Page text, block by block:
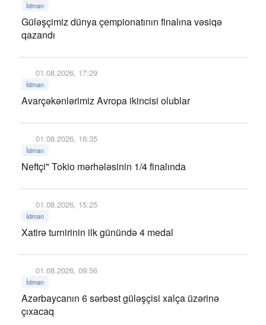
İdman
Güləşçimiz dünya çempionatının finalına vəsiqə
qazandı
01.08.2026, 17:29
İdman
Avarçəkənlərimiz Avropa ikincisi olublar
01.08.2026, 16:35
İdman
Neftçi" Tokio mərhələsinin 1/4 finalında
01.08.2026, 15:25
İdman
Xatirə turnirinin ilk günündə 4 medal
01.08.2026, 09:56
İdman
Azərbaycanın 6 sərbəst güləşçisi xalça üzərinə
çıxacaq